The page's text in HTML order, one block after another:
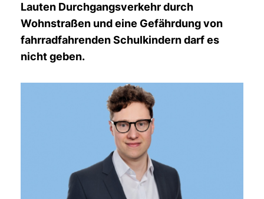
Lauten Durchgangsverkehr durch
Wohnstraßen und eine Gefährdung von
fahrradfahrenden Schulkindern darf es
nicht geben.